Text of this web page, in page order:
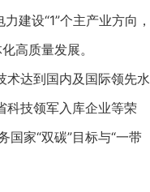
建设“1”个主产业方向，
高质量发展。
达到国内及国际领先水
科技领军入库企业等荣
国家“双碳”目标与“一带